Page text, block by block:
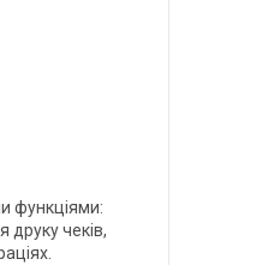
функціями:
друку чеків,